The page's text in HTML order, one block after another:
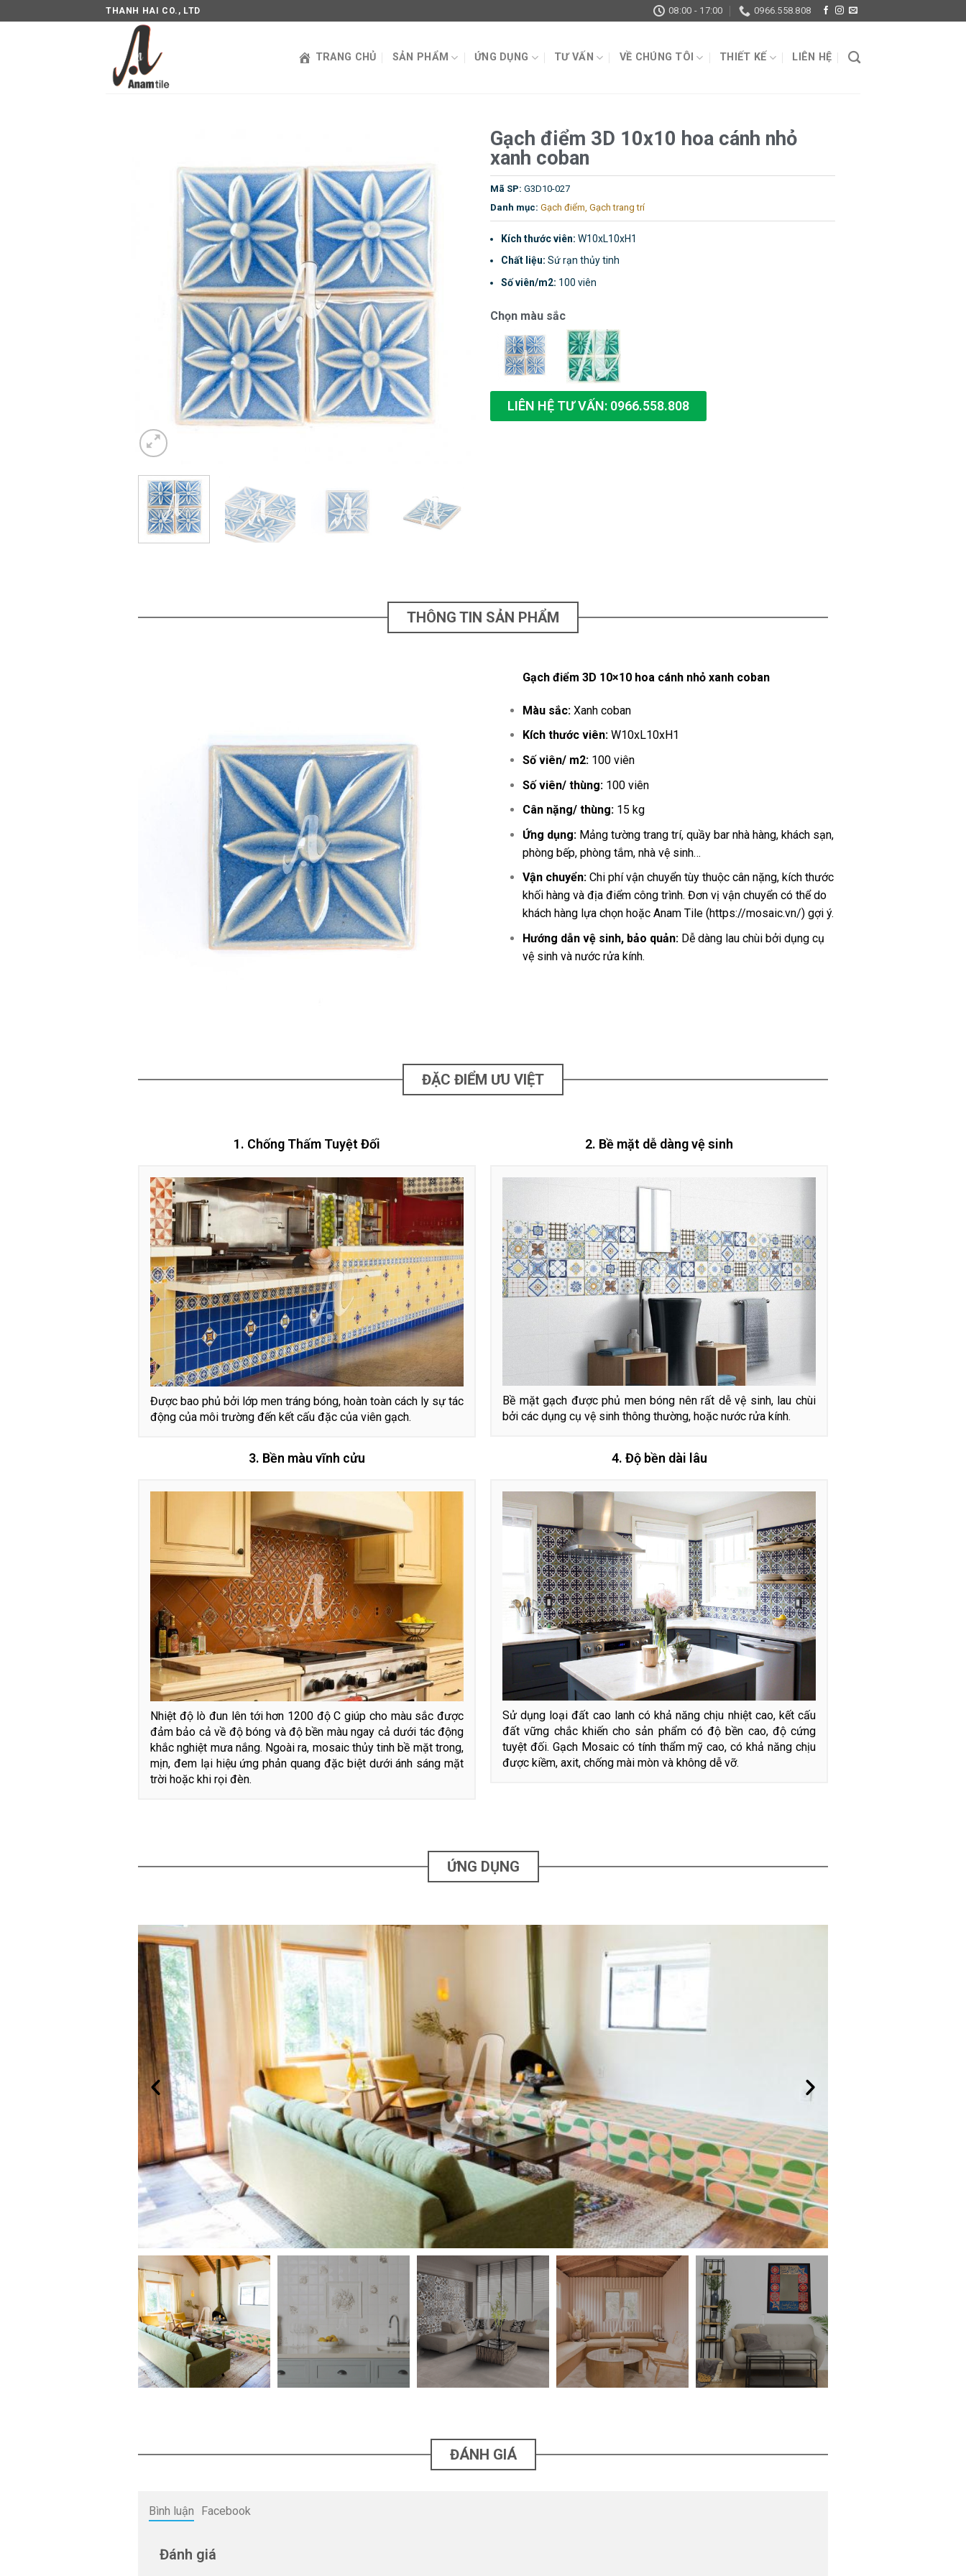
THANH HAI CO., LTD 08:00 - 17:00 0966.558.808
TRANG CHỦ SẢN PHẨM ỨNG DỤNG TƯ VẤN VỀ CHÚNG TÔI THIẾT KẾ LIÊN HỆ
Gạch điểm 3D 10x10 hoa cánh nhỏ
xanh coban
Mã SP: G3D10-027
Danh mục: Gạch điểm, Gạch trang trí
Kích thước viên: W10xL10xH1
Chất liệu: Sứ rạn thủy tinh
Số viên/m2: 100 viên
Chọn màu sắc
LIÊN HỆ TƯ VẤN: 0966.558.808
THÔNG TIN SẢN PHẨM
Gạch điểm 3D 10×10 hoa cánh nhỏ xanh coban
Màu sắc: Xanh coban
Kích thước viên: W10xL10xH1
Số viên/ m2: 100 viên
Số viên/ thùng: 100 viên
Cân nặng/ thùng: 15 kg
Ứng dụng: Mảng tường trang trí, quầy bar nhà hàng, khách sạn,
phòng bếp, phòng tắm, nhà vệ sinh…
Vận chuyển: Chi phí vận chuyển tùy thuộc cân nặng, kích thước
khối hàng và địa điểm công trình. Đơn vị vận chuyển có thể do
khách hàng lựa chọn hoặc Anam Tile (https://mosaic.vn/) gợi ý.
Hướng dẫn vệ sinh, bảo quản: Dễ dàng lau chùi bởi dụng cụ
vệ sinh và nước rửa kính.
ĐẶC ĐIỂM ƯU VIỆT
1. Chống Thấm Tuyệt Đối
Được bao phủ bởi lớp men tráng bóng, hoàn toàn cách ly sự tác
động của môi trường đến kết cấu đặc của viên gạch.
2. Bề mặt dễ dàng vệ sinh
Bề mặt gạch được phủ men bóng nên rất dễ vệ sinh, lau chùi
bởi các dụng cụ vệ sinh thông thường, hoặc nước rửa kính.
3. Bền màu vĩnh cửu
Nhiệt độ lò đun lên tới hơn 1200 độ C giúp cho màu sắc được
đảm bảo cả về độ bóng và độ bền màu ngay cả dưới tác động
khắc nghiệt mưa nắng. Ngoài ra, mosaic thủy tinh bề mặt trong,
mịn, đem lại hiệu ứng phản quang đặc biệt dưới ánh sáng mặt
trời hoặc khi rọi đèn.
4. Độ bền dài lâu
Sử dụng loại đất cao lanh có khả năng chịu nhiệt cao, kết cấu
đất vững chắc khiến cho sản phẩm có độ bền cao, độ cứng
tuyệt đối. Gạch Mosaic có tính thẩm mỹ cao, có khả năng chịu
được kiềm, axit, chống mài mòn và không dễ vỡ.
ỨNG DỤNG
ĐÁNH GIÁ
Bình luận Facebook
Đánh giá